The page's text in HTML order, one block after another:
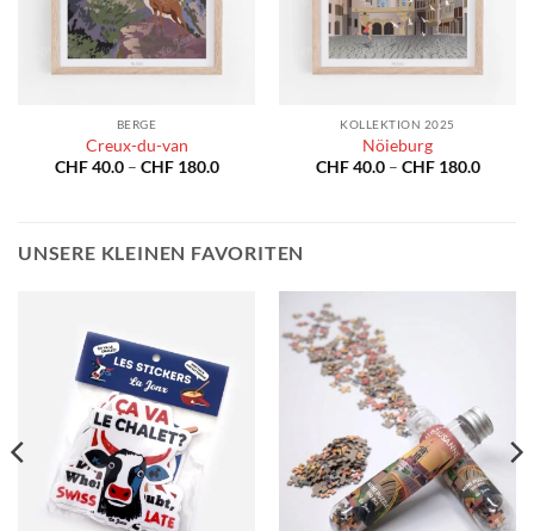
BERGE
Creux-du-van
CHF40.0 – CHF180.0Preisspanne:
KOLLEKTION 2025
Nöieburg
CHF40.0 – CHF180.0
UNSERE KLEINEN FAVORITEN